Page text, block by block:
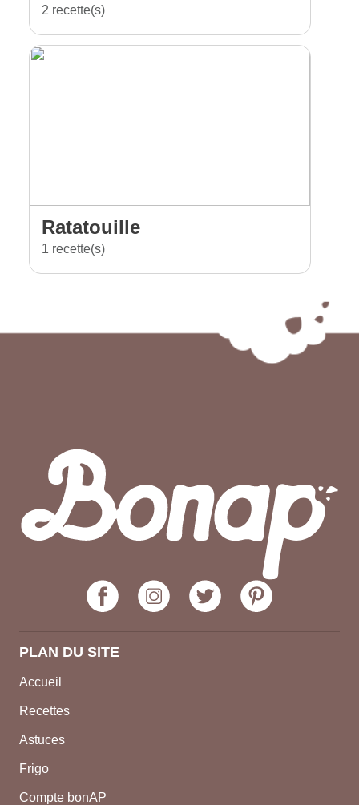
2 recette(s)
Ratatouille
1 recette(s)
PLAN DU SITE
Accueil
Recettes
Astuces
Frigo
Compte bonAP